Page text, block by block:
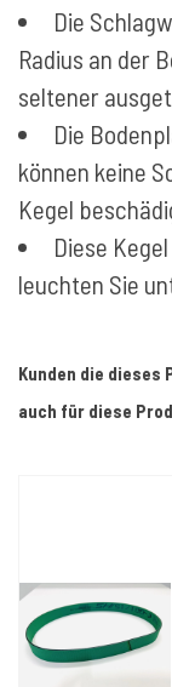
Die
Radius an der
seltener
Die
können keine
Kegel
Diese
leuchten Sie
Kunden die
auch für diese